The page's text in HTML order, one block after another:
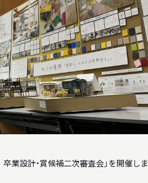
業設計・賞候補二次審査会」を開催しま